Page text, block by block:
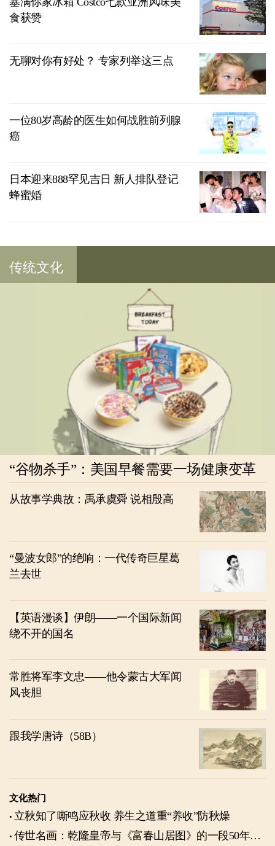
食获赞
无聊对你有好处？ 专家列举这三点
一位80岁高龄的医生如何战胜前列腺
癌
日本迎来888罕见吉日 新人排队登记
蜂蜜婚
传统文化
“谷物杀手”：美国早餐需要一场健康变革
从故事学典故：禹承虞舜 说相殷高
“曼波女郎”的绝响：一代传奇巨星葛
兰去世
【英语漫谈】伊朗——一个国际新闻
绕不开的国名
常胜将军李文忠——他令蒙古大军闻
风丧胆
跟我学唐诗（58B）
文化热门
立秋知了嘶鸣应秋收 养生之道重“养收”防秋燥
传世名画：乾隆皇帝与《富春山居图》的一段50年奇